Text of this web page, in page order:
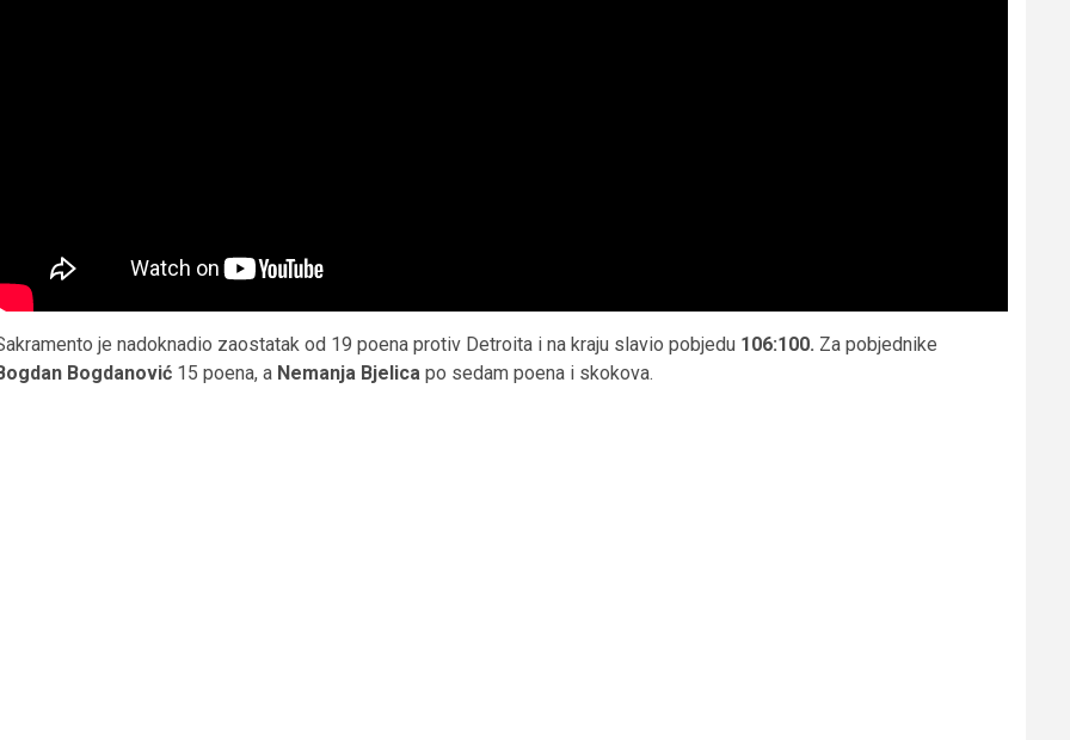
je nadoknadio zaostatak od 19 poena protiv Detroita i na kraju slavio pobjedu 106:100. Za pobjednike
Bogdanović 15 poena, a Nemanja Bjelica po sedam poena i skokova.